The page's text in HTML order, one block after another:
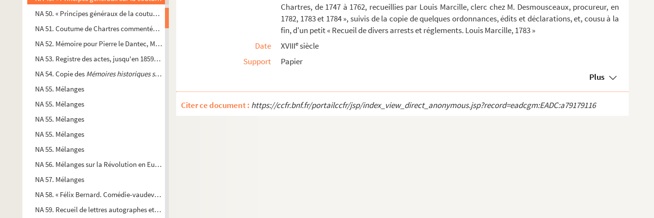
NA 50. « Principes généraux de la coutume de Chartres », de même teneur que le manuscrit 49, suivis de « Mé...
NA 51. Coutume de Chartres commentée par maître Claude-Olivier Guerton, avocat à Chartres, mort en 1763 ; e...
NA 52. Mémoire pour Pierre le Dantec, Mathurin Jannet et Jean-Baptiste Charamond, prêtres, en vue de l'obte...
NA 53. Registre des actes, jusqu'en 1859, de l'
, société musicale de chanteurs, qui fon...
NA 54. Copie des Mémoires historiques sur l'abbaye de Coulombs et la terre de Nogent-le-Roi
NA 55. Mélanges
NA 55. Mélanges
NA 55. Mélanges
NA 55. Mélanges
NA 55. Mélanges
NA 56. Mélanges sur la Révolution en Eure-et-Loir
NA 57. Mélanges
NA 58. « Félix Bernard. Comédie-vaudeville, en deux actes, par M.M. A. Coudray et Fernand d'Argis, représen...
NA 59. Recueil de lettres autographes et actes d'évêques de Chartres
Chartres, de 1747 à 1762, recueillies par Louis Marcille, clerc chez M. Desmousceaux, procureur, en
1782, 1783 et 1784 », suivis de la copie de quelques ordonnances, édits et déclarations, et, cousu à la
fin, d'un petit « Recueil de divers arrests et réglements. Louis Marcille, 1783 »
Date
XVIIIesiècle
Support
Papier
Plus
Citer ce document : https://ccfr.bnf.fr/portailccfr/jsp/index_view_direct_anonymous.jsp?record=eadcgm:EADC:a79179116